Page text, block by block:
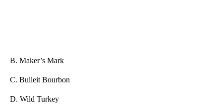
B. Maker’s Mark
C. Bulleit Bourbon
D. Wild Turkey